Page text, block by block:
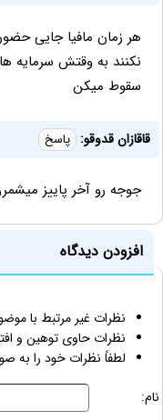
هر زمان مافیا جایی
نکنند به وقتش سرمایه
سقوط میکن
قاقازان قدوقو: پاسخ
جوجه رو آخر پاییز
افزودن دیدگاه
نظرات غیر مرتبط با
نظرات حاوی توهین و
لطفاً نظرات خود را به
نام: